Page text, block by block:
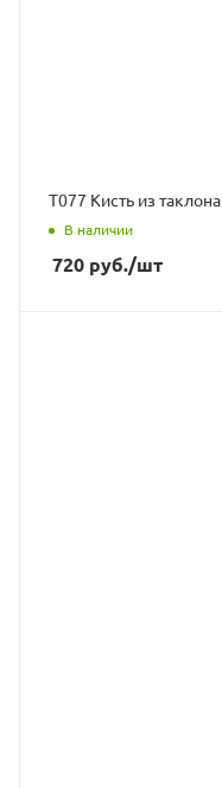
Т077 Кисть из таклона
В наличии
720 руб./шт